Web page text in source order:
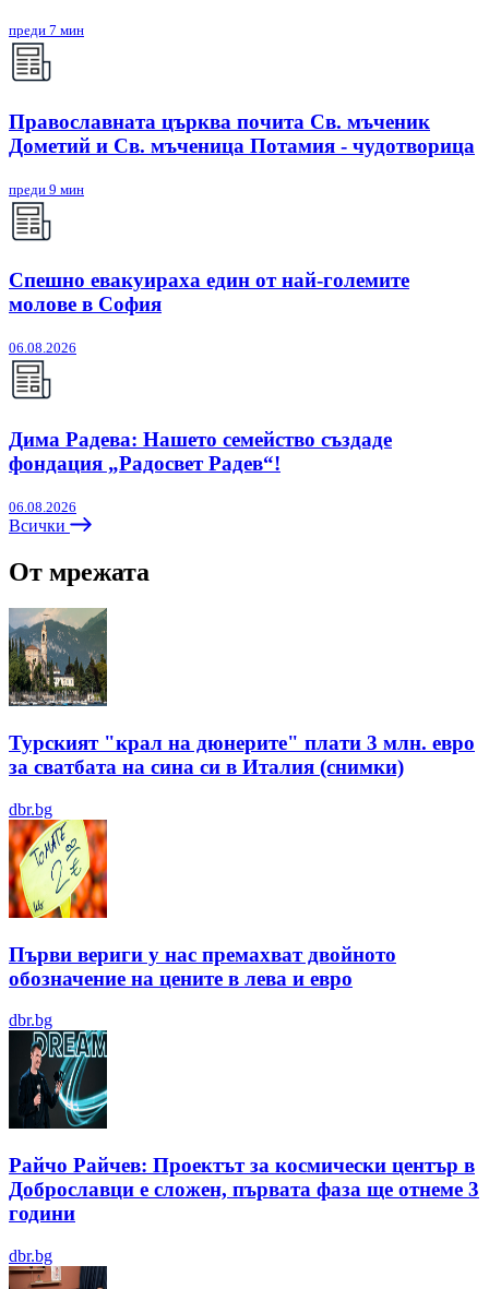
преди 7 мин
Православната църква почита Св. мъченик
Дометий и Св. мъченица Потамия - чудотворица
преди 9 мин
Спешно евакуираха един от най-големите
молове в София
06.08.2026
Дима Радева: Нашето семейство създаде
фондация „Радосвет Радев“!
06.08.2026
Всички
От мрежата
Турският "крал на дюнерите" плати 3 млн. евро
за сватбата на сина си в Италия (снимки)
dbr.bg
Първи вериги у нас премахват двойното
обозначение на цените в лева и евро
dbr.bg
Райчо Райчев: Проектът за космически център в
Доброславци е сложен, първата фаза ще отнеме 3
години
dbr.bg